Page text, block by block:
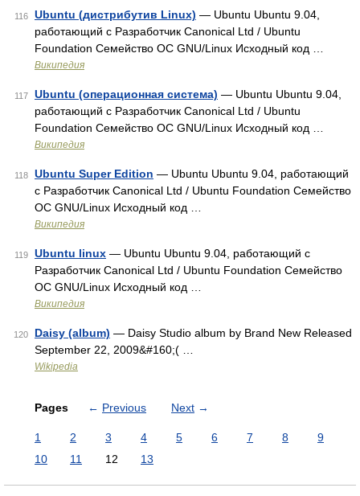
116 Ubuntu (дистрибутив Linux) — Ubuntu Ubuntu 9.04,
работающий с Разработчик Canonical Ltd / Ubuntu
Foundation Семейство ОС GNU/Linux Исходный код …
Википедия
117 Ubuntu (операционная система) — Ubuntu Ubuntu 9.04,
работающий с Разработчик Canonical Ltd / Ubuntu
Foundation Семейство ОС GNU/Linux Исходный код …
Википедия
118 Ubuntu Super Edition — Ubuntu Ubuntu 9.04, работающий
с Разработчик Canonical Ltd / Ubuntu Foundation Семейство
ОС GNU/Linux Исходный код …
Википедия
119 Ubuntu linux — Ubuntu Ubuntu 9.04, работающий с
Разработчик Canonical Ltd / Ubuntu Foundation Семейство
ОС GNU/Linux Исходный код …
Википедия
120 Daisy (album) — Daisy Studio album by Brand New Released
September 22, 2009&#160;( …
Wikipedia
Pages ← Previous Next →
1 2 3 4 5 6 7 8
9
10
11 12 13